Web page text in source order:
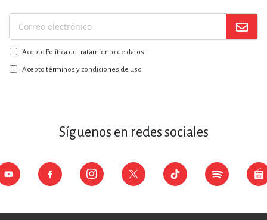
Suscríbase
a
nuestro
boletín:
Acepto Política de tratamiento de datos
Acepto términos y condiciones de uso
Síguenos en redes sociales